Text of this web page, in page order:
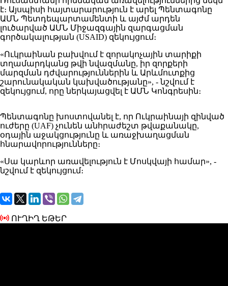
է։ Այսպիսի հայտարարություն է արել Պենտագոնը
ԱՄՆ Պետդեպարտամենտի և այժմ արդեն
լուծարված ԱՄՆ Միջազգային զարգացման
գործակալության (USAID) զեկույցում։
«Ուկրաինան բախվում է զորակոչային տարիքի
տղամարդկանց թվի նվազմանը, իր զորքերի
մարզման դժվարություններին և Արևմուտքից
շարունակական կախվածությանը», - նշվում է
զեկույցում, որը ներկայացվել է ԱՄՆ Կոնգրեսին։
Պենտագոնը խոստովանել է, որ Ուկրաինայի զինված
ուժերը (UAF) չունեն անհրաժեշտ թվաքանակը,
օդային աջակցությունը և առաջխաղացման
հնարավորությունները։
«Սա կարևոր առավելություն է Մոսկվայի համար», -
նշվում է զեկույցում։
ՈՒՂԻՂ ԵԹԵՐ